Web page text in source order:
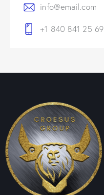
info@email.com
+1 840 841 25 69